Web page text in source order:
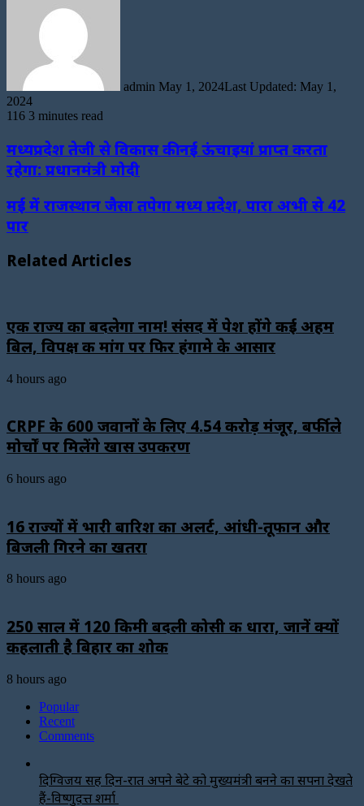
admin May 1, 2024Last Updated: May 1,
2024
116 3 minutes read
मध्यप्रदेश तेजी से विकास की नई ऊंचाइयां प्राप्त करता
रहेगा: प्रधानमंत्री मोदी
मई में राजस्थान जैसा तपेगा मध्य प्रदेश, पारा अभी से 42
पार
Related Articles
एक राज्य का बदलेगा नाम! संसद में पेश होंगे कई अहम
बिल, विपक्ष की मांग पर फिर हंगामे के आसार
4 hours ago
CRPF के 600 जवानों के लिए ₹4.54 करोड़ मंजूर, बर्फीले
मोर्चों पर मिलेंगे खास उपकरण
6 hours ago
16 राज्यों में भारी बारिश का अलर्ट, आंधी-तूफान और
बिजली गिरने का खतरा
8 hours ago
250 साल में 120 किमी बदली कोसी की धारा, जानें क्यों
कहलाती है बिहार का शोक
8 hours ago
Popular
Recent
Comments
दिग्विजय सिंह दिन-रात अपने बेटे को मुख्यमंत्री बनने का सपना देखते
हैं-विष्णुदत्त शर्मा